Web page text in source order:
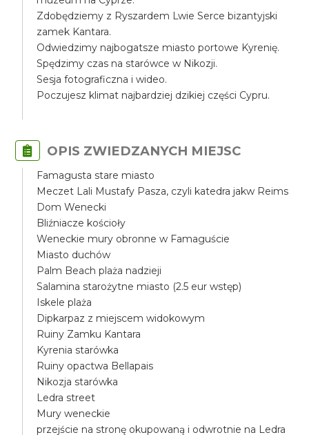
Zdobędziemy z Ryszardem Lwie Serce bizantyjski
zamek Kantara.
Odwiedzimy najbogatsze miasto portowe Kyrenię.
Spędzimy czas na starówce w Nikozji.
Sesja fotograficzna i wideo.
Poczujesz klimat najbardziej dzikiej części Cypru.
OPIS ZWIEDZANYCH MIEJSC
Famagusta stare miasto
Meczet Lali Mustafy Pasza, czyli katedra jakw Reims
Dom Wenecki
Bliźniacze kościoły
Weneckie mury obronne w Famaguście
Miasto duchów
Palm Beach plaża nadzieji
Salamina starożytne miasto (2.5 eur wstęp)
Iskele plaża
Dipkarpaz z miejscem widokowym
Ruiny Zamku Kantara
Kyrenia starówka
Ruiny opactwa Bellapais
Nikozja starówka
Ledra street
Mury weneckie
przejście na stronę okupowaną i odwrotnie na Ledra